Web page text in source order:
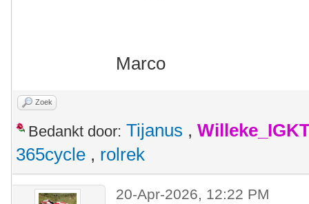
Marco
Zoek
Bedankt door: Tijanus ,
365cycle , rolrek
20-Apr-2026, 12:22 PM